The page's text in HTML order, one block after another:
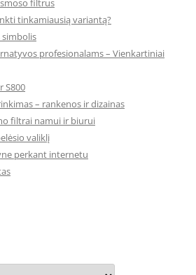
filtrus
tinkamiausią variantą?
simbolis
profesionalams – Vienkartiniai
S800
– rankenos ir dizainas
filtrai namui ir biurui
valiklį
perkant internetu